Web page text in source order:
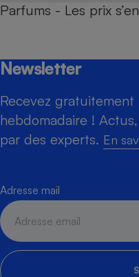
Parfums - Les prix
Newsletter
Recevez
hebdomadaire !
par des experts. En
Adresse mail